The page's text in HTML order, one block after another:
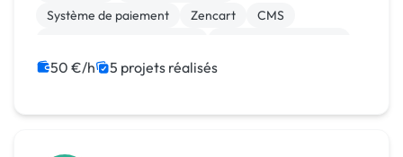
Système de paiement
Zencart
CMS
Gestion site web
Landing page
50 €/h 5 projets réalisés